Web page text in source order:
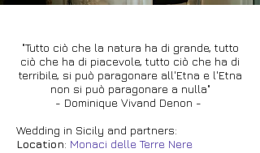
"Tutto ciò che la natura ha di grande, tutto
ciò che ha di piacevole, tutto ciò che ha di
terribile, si può paragonare all'Etna e l'Etna
non si può paragonare a nulla"
- Dominique Vivand Denon -
Wedding in Sicily and partners:
Location: Monaci delle Terre Nere